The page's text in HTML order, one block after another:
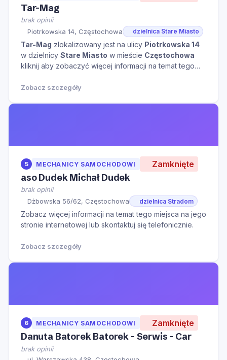
Tar-Mag
brak opinii
Piotrkowska 14, Częstochowa
dzielnica Stare Miasto
Tar-Mag zlokalizowany jest na ulicy Piotrkowska 14
w dzielnicy Stare Miasto w mieście Częstochowa
kliknij aby zobaczyć więcej informacji na temat tego
Zobacz szczegóły
5 MECHANICY SAMOCHODOWI Zamknięte
aso Dudek Michał Dudek
brak opinii
Dżbowska 56/62, Częstochowa
dzielnica Stradom
Zobacz więcej informacji na temat tego miejsca na jego
stronie internetowej lub skontaktuj się telefonicznie.
Zobacz szczegóły
6 MECHANICY SAMOCHODOWI Zamknięte
Danuta Batorek Batorek - Serwis - Car
brak opinii